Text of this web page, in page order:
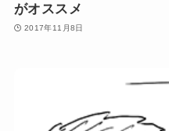
がオススメ
2017年11月8日